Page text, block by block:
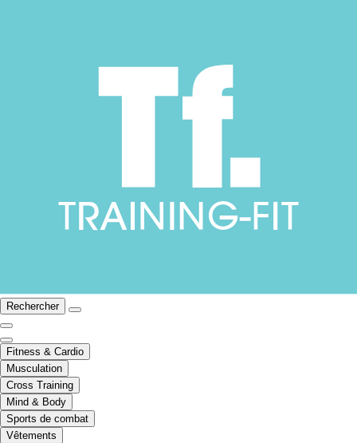
Rechercher
Fitness & Cardio
Musculation
Cross Training
Mind & Body
Sports de combat
Vêtements